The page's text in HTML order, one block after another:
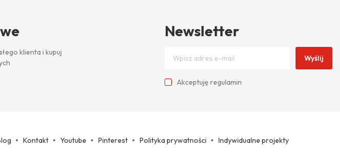
klienta i kupuj
Newsletter
Wyślij
Akceptuję regulamin
Kontakt Youtube Pinterest Polityka prywatności Indywidualne projekty